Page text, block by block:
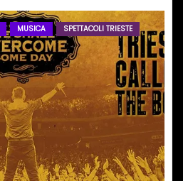
MUSICA SPETTACOLI TRIESTE